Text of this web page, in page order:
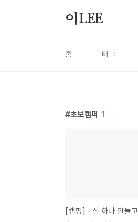
이LEE
홈 태그
초보캠퍼 1